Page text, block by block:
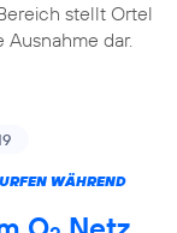
stellt Ortel
dar.
WÄHREND